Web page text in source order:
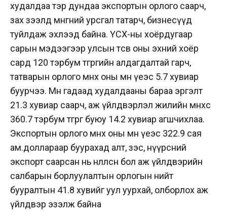
худалдаа тэр дундаа экспортын орлого саарч,
зах зээлд мөнгөний урсгал татарч, бизнесүүд
туйлдаж эхлээд байна. ҮСХ-ны хоёрдугаар
сарын мэдээгээр улсын төсөв оны эхний хоёр
сард 120 тэрбум төгрөгийн алдагдалтай гарч,
татварын орлого өмнөх оны мөн үеэс 5.7 хувиар
буурчээ. Мөн гадаад худалдааны бараа эргэлт
21.3 хувиар саарч, аж үйлдвэрлэл жилийн өмнөхөөс
360.7 тэрбум төгрөг буюу 14.2 хувиар агшчихлаа.
Экспортын орлого өмнөх оны мөн үеэс 322.9 сая
ам.доллараар буурахад алт, зэс, нүүрсний
экспорт саарсан нь нөлөөлсөн бол аж үйлдвэрийн
салбарын борлуулалтын орлогын нийт
бууралтын 41.8 хувийг уул уурхай, олборлох аж
үйлдвэр эзэлж байна